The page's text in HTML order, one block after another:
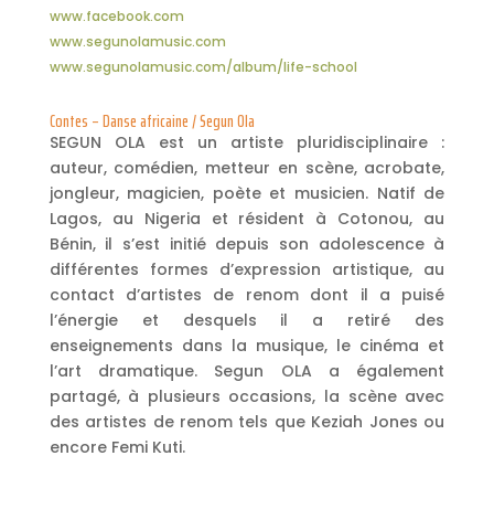
www.facebook.com
www.segunolamusic.com
www.segunolamusic.com/album/life-school
Contes – Danse africaine / Segun Ola
SEGUN OLA est un artiste pluridisciplinaire :
auteur, comédien, metteur en scène, acrobate,
jongleur, magicien, poète et musicien. Natif de
Lagos, au Nigeria et résident à Cotonou, au
Bénin, il s’est initié depuis son adolescence à
différentes formes d’expression artistique, au
contact d’artistes de renom dont il a puisé
l’énergie et desquels il a retiré des
enseignements dans la musique, le cinéma et
l’art dramatique. Segun OLA a également
partagé, à plusieurs occasions, la scène avec
des artistes de renom tels que Keziah Jones ou
encore Femi Kuti.